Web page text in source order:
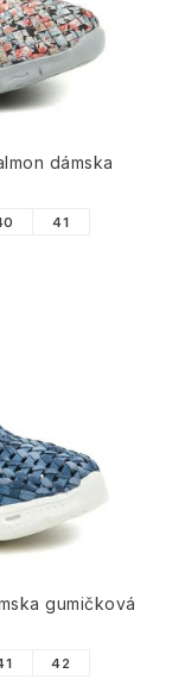
dámska
41
gumičková
42